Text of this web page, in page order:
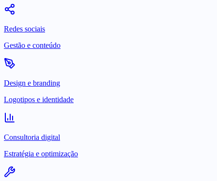
Redes sociais
Gestão e conteúdo
Design e branding
Logotipos e identidade
Consultoria digital
Estratégia e optimização